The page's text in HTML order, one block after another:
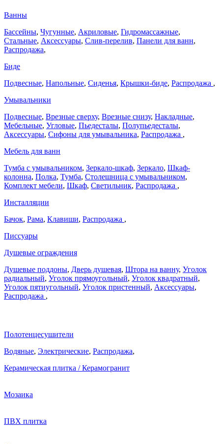
Ванны
Бассейны, Чугунные, Акриловые, Гидромассажные,
Стальные, Аксессуары, Слив-перелив, Панели для ванн,
Распродажа,
Биде
Подвесные, Напольные, Сиденья, Крышки-биде, Распродажа ,
Умывальники
Подвесные, Врезные сверху, Врезные снизу, Накладные,
Мебельные, Угловые, Пьедесталы, Полупьедесталы,
Аксессуары, Сифоны для умывальника, Распродажа ,
Мебель для ванн
Тумба с умывальником, Зеркало-шкаф, Зеркало, Шкаф-
колонна, Полка, Тумба, Столешница с умывальником,
Комплект мебели, Шкаф, Светильник, Распродажа ,
Инсталляции
Бачок, Рама, Клавиши, Распродажа ,
Писсуары
Душевые ограждения
Душевые поддоны, Дверь душевая, Штора на ванну, Уголок
радиальный, Уголок прямоугольный, Уголок квадратный,
Уголок пятиугольный, Уголок пристенный, Аксессуары,
Распродажа ,
Полотенцесушители
Водяные, Электрические, Распродажа,
Керамическая плитка / Керамогранит
Мозаика
ПВХ плитка